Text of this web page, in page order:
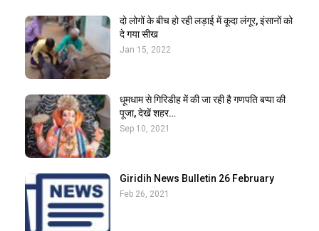
दो लोगों के बीच हो रही लड़ाई में कूदा लंगूर, इंसानों को
दे गया सीख
Jan 15, 2022
धूमधाम से गिरिडीह में की जा रही है गणपति बप्पा की
पूजा, देखें शहर…
Sep 10, 2021
Giridih News Bulletin 26 February
Feb 26, 2021